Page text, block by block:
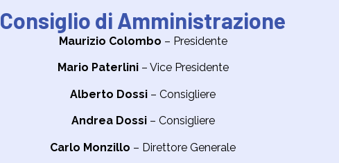
Consiglio di Amministrazione
Maurizio Colombo – Presidente
Mario Paterlini– Vice Presidente
Alberto Dossi – Consigliere
Andrea Dossi– Consigliere
Carlo Monzillo – Direttore Generale